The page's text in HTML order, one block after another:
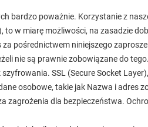
bardzo poważnie. Korzystanie z
to w miarę możliwości, na zasadzie
pośrednictwem niniejszego
nie są prawnie zobowiązane do tego.
SSL (Secure Socket
osobowe, takie jak Nazwa i adres
dla bezpieczeństwa.